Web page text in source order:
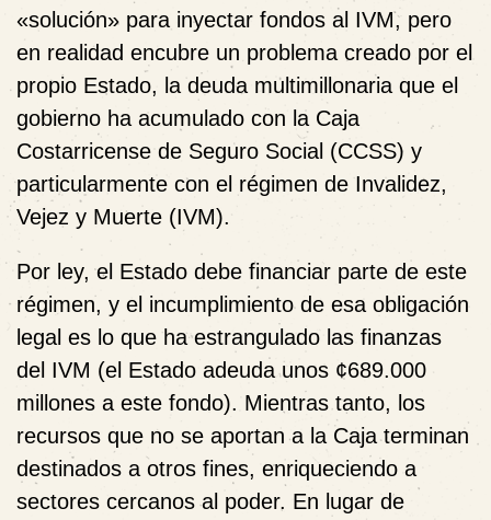
«solución» para inyectar fondos al IVM, pero
en realidad encubre un problema creado por el
propio Estado, la deuda multimillonaria que el
gobierno ha acumulado con la Caja
Costarricense de Seguro Social (CCSS) y
particularmente con el régimen de Invalidez,
Vejez y Muerte (IVM).
Por ley, el Estado debe financiar parte de este
régimen, y el incumplimiento de esa obligación
legal es lo que ha estrangulado las finanzas
del IVM (el Estado adeuda unos ¢689.000
millones a este fondo). Mientras tanto, los
recursos que no se aportan a la Caja terminan
destinados a otros fines, enriqueciendo a
sectores cercanos al poder. En lugar de